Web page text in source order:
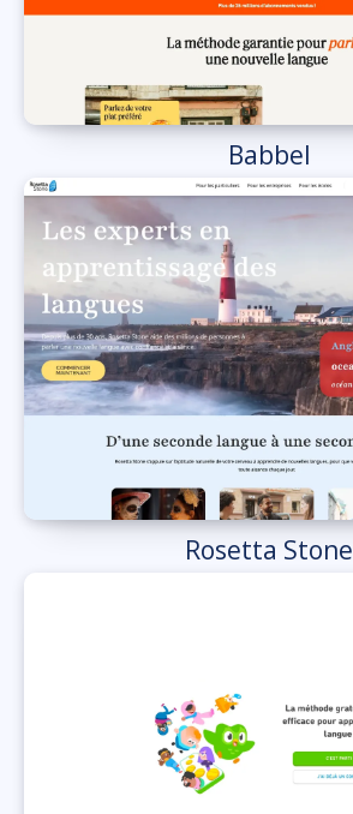
Babbel
Rosetta Stone